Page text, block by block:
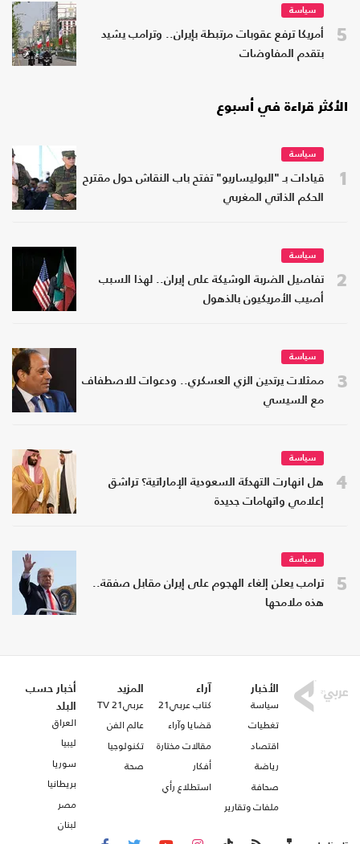
5
سياسة
أمريكا ترفع عقوبات مرتبطة بإيران.. وترامب يشيد
بتقدم المفاوضات
الأكثر قراءة في أسبوع
1
سياسة
قيادات بـ "البوليساريو" تفتح باب النقاش حول مقترح
الحكم الذاتي المغربي
2
سياسة
تفاصيل الضربة الوشيكة على إيران.. لهذا السبب
أصيب الأمريكيون بالذهول
3
سياسة
ممثلات يرتدين الزي العسكري.. ودعوات للاصطفاف
مع السيسي
4
سياسة
هل انهارت التهدئة السعودية الإماراتية؟ تراشق
إعلامي واتهامات جديدة
5
سياسة
ترامب يعلن إلغاء الهجوم على إيران مقابل صفقة..
هذه ملامحها
الأخبار
سياسة
تغطيات
اقتصاد
رياضة
صحافة
ملفات وتقارير
آراء
كتاب عربي21
قضايا وآراء
مقالات مختارة
أفكار
استطلاع رأي
المزيد
عربي21 TV
عالم الفن
تكنولوجيا
صحة
أخبار حسب
البلد
العراق
ليبيا
سوريا
بريطانيا
مصر
لبنان